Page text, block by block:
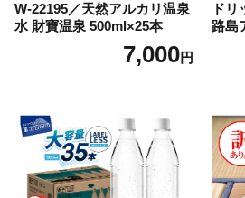
W-22195／天然アルカリ温泉
水 財寶温泉 500ml×25本
7,000円
ド
路島
袋